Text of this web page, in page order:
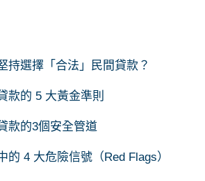
持選擇「合法」民間貸款？
款的 5 大黃金準則
款的3個安全管道
的 4 大危險信號（Red Flags）